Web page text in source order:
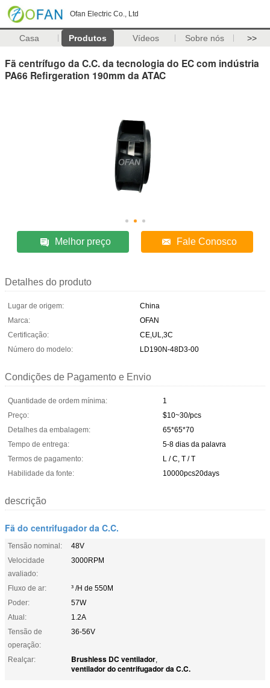
Ofan Electric Co., Ltd
Casa Produtos Vídeos Sobre nós >>
Fã centrífugo da C.C. da tecnologia do EC com indústria
PA66 Refirgeration 190mm da ATAC
Melhor preço Fale Conosco
Detalhes do produto
Lugar de origem:
China
Marca:
OFAN
Certificação:
CE,UL,3C
Número do modelo:
LD190N-48D3-00
Condições de Pagamento e Envio
Quantidade de ordem mínima:
1
Preço:
$10~30/pcs
Detalhes da embalagem:
65*65*70
Tempo de entrega:
5-8 dias da palavra
Termos de pagamento:
L / C, T / T
Habilidade da fonte:
10000pcs20days
descrição
Fã do centrifugador da C.C.
Tensão nominal:
48V
Velocidade
avaliado:
3000RPM
Fluxo de ar:
³ /H de 550M
Poder:
57W
Atual:
1.2A
Tensão de
operação:
36-56V
Realçar: Brushless DC ventilador,
ventilador do centrifugador da C.C.